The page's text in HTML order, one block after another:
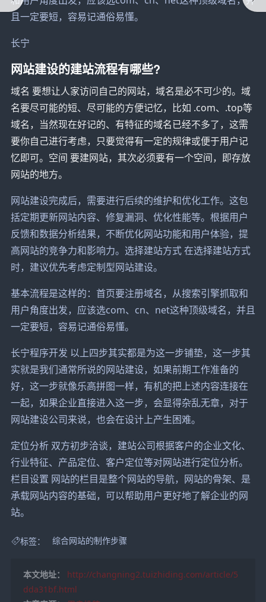
且一定要短，容易记通俗易懂。
长宁
网站建设的建站流程有哪些?
域名 要想让人家访问自己的网站，域名是必不可少的。域
名要尽可能的短、尽可能的方便记忆，比如 .com、.top等
域名，当然现在好记的、有特征的域名已经不多了，这需
要你自己进行考虑，只要觉得有一定的规律或便于用户记
忆即可。空间 要建网站，其次必须要有一个空间，即存放
网站的地方。
网站建设完成后，需要进行后续的维护和优化工作。这包
括定期更新网站内容、修复漏洞、优化性能等。根据用户
反馈和数据分析结果，不断优化网站功能和用户体验，提
高网站的竞争力和影响力。选择建站方式 在选择建站方式
时，建议优先考虑定制型网站建设。
基本流程是这样的：首页要注册域名，从搜索引擎抓取和
用户角度出发，应该选com、cn、net这种顶级域名，并且
一定要短，容易记通俗易懂。
长宁程序开发 以上四步其实都是为这一步铺垫，这一步其
实就是我们通常所说的网站建设，如果前期工作准备的
好，这一步就像乐高拼图一样，有机的把上述内容连接在
一起，如果企业直接进入这一步，会显得杂乱无章，对于
网站建设公司来说，也会在设计上产生困难。
定位分析 双方初步洽谈，建站公司根据客户的企业文化、
行业特征、产品定位、客户定位等对网站进行定位分析。
栏目设置 网站的栏目是整个网站的导航，网站的骨架、是
承载网站内容的基础，可以帮助用户更好地了解企业的网
站。
标签： 综合网站的制作步骤
本文地址：
http://changning2.tuizhiding.com/article/5
dda31bf.html